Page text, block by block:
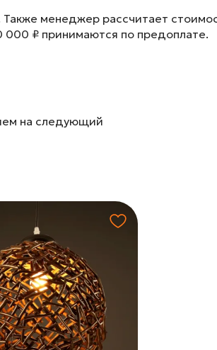
менеджер рассчитает
000 ₽ принимаются по предоплате.
на следующий